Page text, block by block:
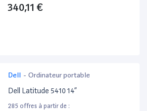
340,11 €
Dell - Ordinateur portable
Dell Latitude 5410 14”
285 offres à partir de :